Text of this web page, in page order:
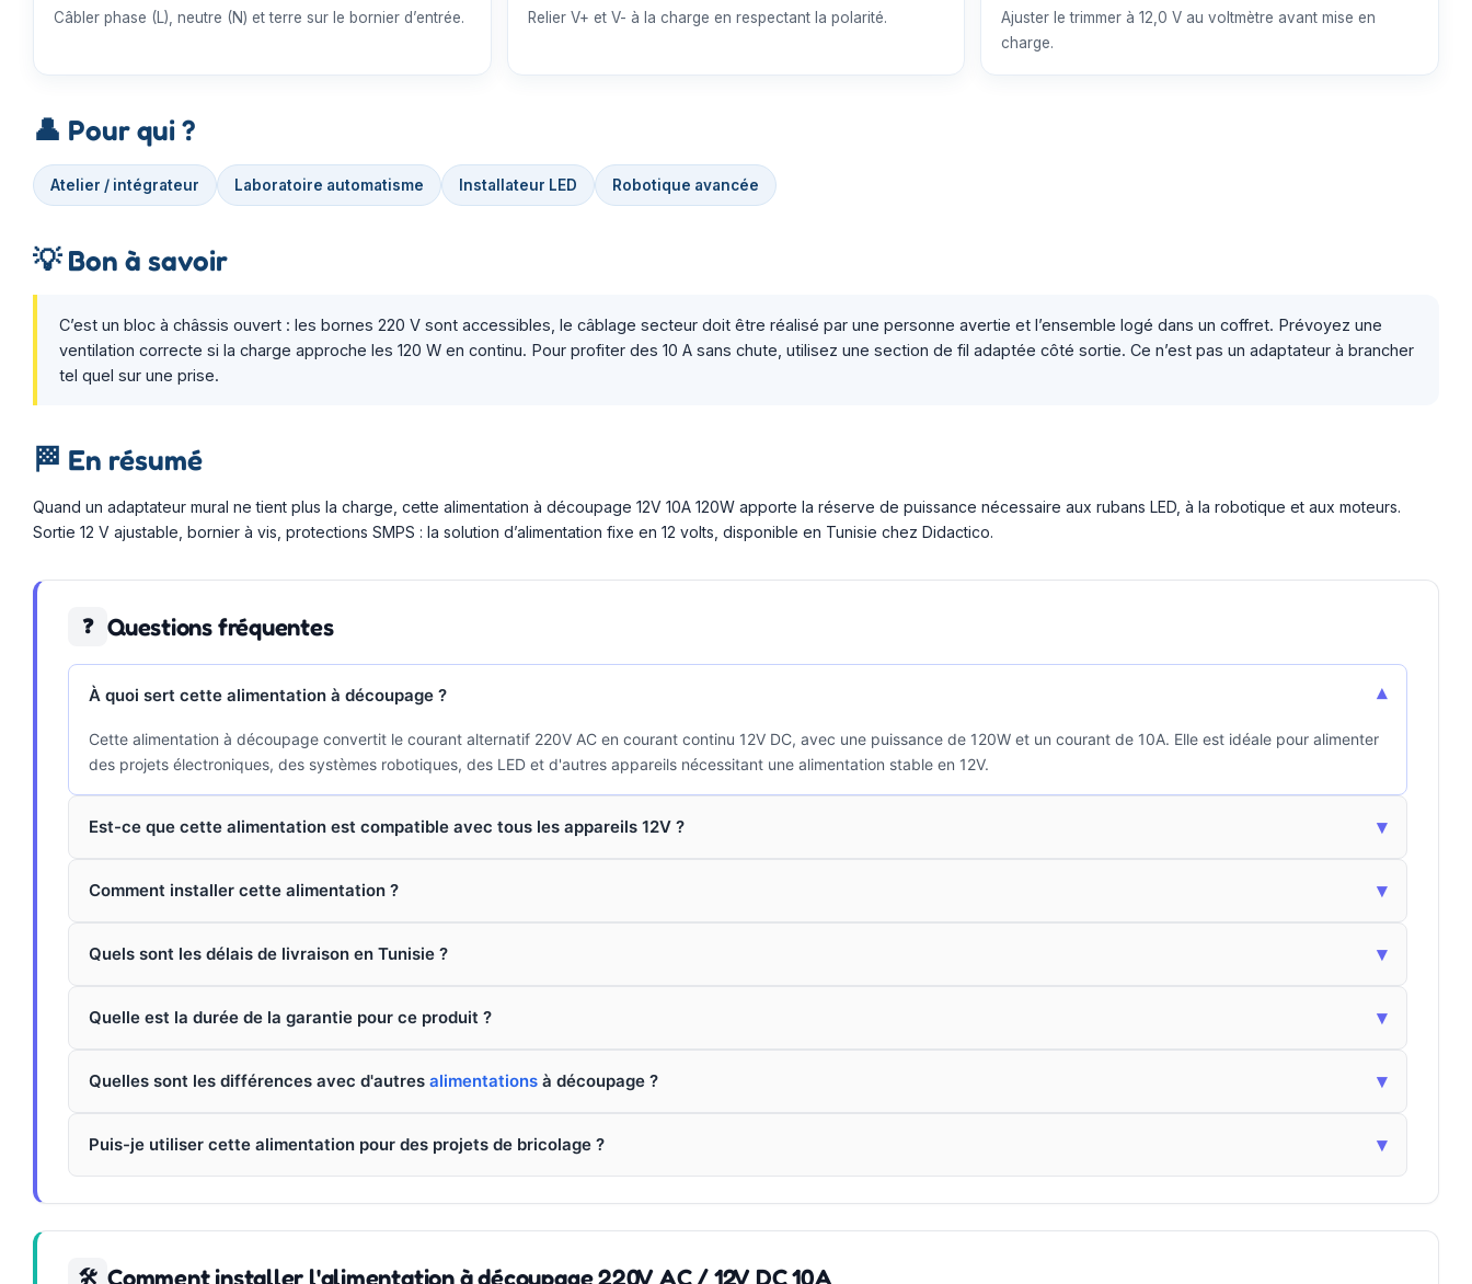
Câbler phase (L), neutre (N) et terre sur le bornier d’entrée. Relier V+ et V- à la charge en respectant la polarité.
Ajuster le trimmer à 12,0 V au voltmètre avant mise en
charge.
👤 Pour qui ?
Atelier / intégrateur Laboratoire automatisme Installateur LED Robotique avancée
💡Bon à savoir
C’est un bloc à châssis ouvert : les bornes 220 V sont accessibles, le câblage secteur doit être réalisé par une personne avertie et l’ensemble logé dans un coffret. Prévoyez une
ventilation correcte si la charge approche les 120 W en continu. Pour profiter des 10 A sans chute, utilisez une section de fil adaptée côté sortie. Ce n’est pas un adaptateur à brancher
tel quel sur une prise.
🏁 En résumé
Quand un adaptateur mural ne tient plus la charge, cette alimentation à découpage 12V 10A 120W apporte la réserve de puissance nécessaire aux rubans LED, à la robotique et aux moteurs.
Sortie 12 V ajustable, bornier à vis, protections SMPS : la solution d’alimentation fixe en 12 volts, disponible en Tunisie chez Didactico.
❓ Questions fréquentes
À quoi sert cette alimentation à découpage ? ▾
Cette alimentation à découpage convertit le courant alternatif 220V AC en courant continu 12V DC, avec une puissance de 120W et un courant de 10A. Elle est idéale pour alimenter
des projets électroniques, des systèmes robotiques, des LED et d'autres appareils nécessitant une alimentation stable en 12V.
Est-ce que cette alimentation est compatible avec tous les appareils 12V ? ▾
Comment installer cette alimentation ? ▾
Quels sont les délais de livraison en Tunisie ? ▾
Quelle est la durée de la garantie pour ce produit ? ▾
Quelles sont les différences avec d'autres alimentations à découpage ? ▾
Puis-je utiliser cette alimentation pour des projets de bricolage ? ▾
🛠 Comment installer l'alimentation à découpage 220V AC / 12V DC 10A